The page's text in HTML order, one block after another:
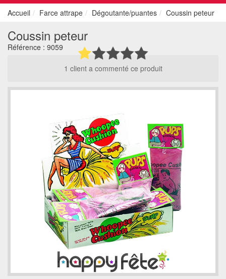
Accueil Farce attrape Dégoutante/puantes Coussin peteur
Coussin peteur
Référence : 9059
1 client a commenté ce produit